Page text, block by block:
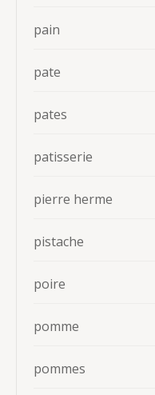
pain
pate
pates
patisserie
pierre herme
pistache
poire
pomme
pommes